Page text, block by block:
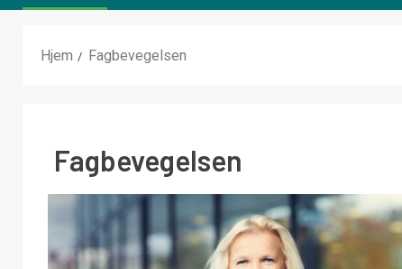
Hjem Fagbevegelsen
Fagbevegelsen